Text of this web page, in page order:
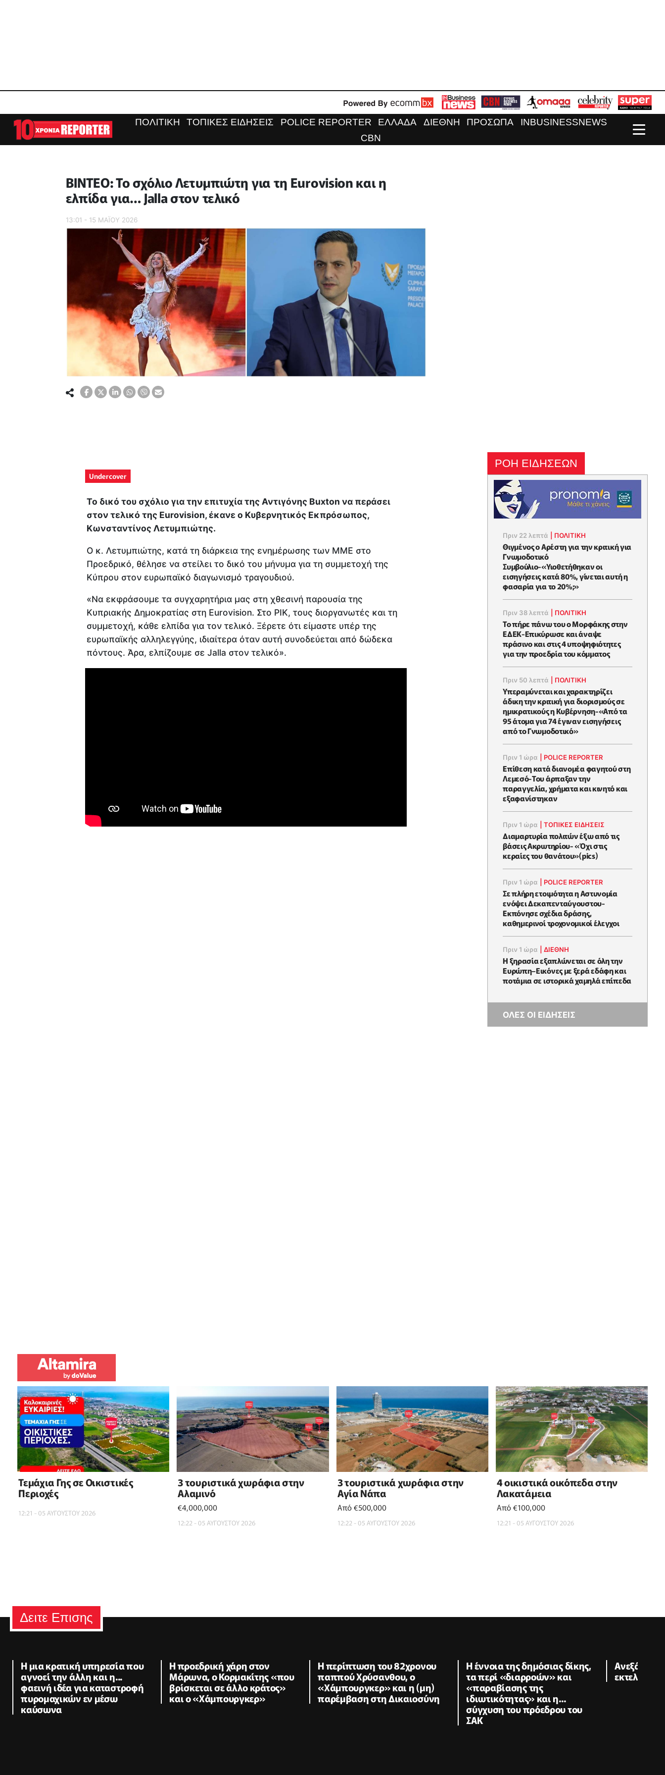
ΠΟΛΙΤΙΚΗ ΤΟΠΙΚΕΣ ΕΙΔΗΣΕΙΣ POLICE REPORTER ΕΛΛΑΔΑ ΔΙΕΘΝΗ ΠΡΟΣΩΠΑ
INBUSINESSNEWS
CBN
ΒΙΝΤΕΟ: Το σχόλιο Λετυμπιώτη για τη Eurovision και η
ελπίδα για… Jalla στον τελικό
13:01 - 15 ΜΑΪ́ΟΥ 2026
Undercover
Το δικό του σχόλιο για την επιτυχία της Αντιγόνης Buxton να περάσει
στον τελικό της Eurovision, έκανε ο Κυβερνητικός Εκπρόσωπος,
Κωνσταντίνος Λετυμπιώτης.
Ο κ. Λετυμπιώτης, κατά τη διάρκεια της ενημέρωσης των ΜΜΕ στο
Προεδρικό, θέλησε να στείλει το δικό του μήνυμα για τη συμμετοχή της
Κύπρου στον ευρωπαϊκό διαγωνισμό τραγουδιού.
«Να εκφράσουμε τα συγχαρητήρια μας στη χθεσινή παρουσία της
Κυπριακής Δημοκρατίας στη Eurovision. Στο ΡΙΚ, τους διοργανωτές και τη
συμμετοχή, κάθε ελπίδα για τον τελικό. Ξέρετε ότι είμαστε υπέρ της
ευρωπαϊκής αλληλεγγύης, ιδιαίτερα όταν αυτή συνοδεύεται από δώδεκα
πόντους. Άρα, ελπίζουμε σε Jalla στον τελικό».
ΡΟΗ ΕΙΔΗΣΕΩΝ
Πριν 22 λεπτά ΠΟΛΙΤΙΚΗ
Θιγμένος ο Αρέστη για την κριτική για
Γνωμοδοτικό
Συμβούλιο-«Υιοθετήθηκαν οι
εισηγήσεις κατά 80%, γίνεται αυτή η
φασαρία για το 20%;»
Πριν 38 λεπτά ΠΟΛΙΤΙΚΗ
Το πήρε πάνω του ο Μορφάκης στην
ΕΔΕΚ-Επικύρωσε και άναψε
πράσινο και στις 4 υποψηφιότητες
για την προεδρία του κόμματος
Πριν 50 λεπτά ΠΟΛΙΤΙΚΗ
Υπεραμύνεται και χαρακτηρίζει
άδικη την κριτική για διορισμούς σε
ημικρατικούς η Κυβέρνηση-«Από τα
95 άτομα για 74 έγιναν εισηγήσεις
από το Γνωμοδοτικό»
Πριν 1 ώρα POLICE REPORTER
Επίθεση κατά διανομέα φαγητού στη
Λεμεσό-Του άρπαξαν την
παραγγελία, χρήματα και κινητό και
εξαφανίστηκαν
Πριν 1 ώρα |ΤΟΠΙΚΕΣ ΕΙΔΗΣΕΙΣ
Διαμαρτυρία πολιτών έξω από τις
βάσεις Ακρωτηρίου- «Όχι στις
κεραίες του θανάτου»(pics)
Πριν 1 ώρα POLICE REPORTER
Σε πλήρη ετοιμότητα η Αστυνομία
ενόψει Δεκαπενταύγουστου-
Εκπόνησε σχέδια δράσης,
καθημερινοί τροχονομικοί έλεγχοι
Πριν 1 ώρα |ΔΙΕΘΝΗ
Η ξηρασία εξαπλώνεται σε όλη την
Ευρώπη–Εικόνες με ξερά εδάφη και
ποτάμια σε ιστορικά χαμηλά επίπεδα
ΟΛΕΣ ΟΙ ΕΙΔΗΣΕΙΣ
Τεμάχια Γης σε Οικιστικές
Περιοχές
12:21 - 05 ΑΥΓΟΥΣΤΟΥ 2026
3 τουριστικά χωράφια στην
Αλαμινό
€4,000,000
12:22 - 05 ΑΥΓΟΥΣΤΟΥ 2026
3 τουριστικά χωράφια στην
Αγία Νάπα
Από €500,000
12:22 - 05 ΑΥΓΟΥΣΤΟΥ 2026
4 οικιστικά οικόπεδα στην
Λακατάμεια
Από €100,000
12:21 - 05 ΑΥΓΟΥΣΤΟΥ 2026
Δειτε Επισης
Η μια κρατική υπηρεσία που
αγνοεί την άλλη και η...
φαεινή ιδέα για καταστροφή
πυρομαχικών εν μέσω
καύσωνα
Η προεδρική χάρη στον
Μάρωνα, ο Κορμακίτης «που
βρίσκεται σε άλλο κράτος»
και ο «Χάμπουργκερ»
Η περίπτωση του 82χρονου
παππού Χρύσανθου, ο
«Χάμπουργκερ» και η (μη)
παρέμβαση στη Δικαιοσύνη
Η έννοια της δημόσιας δίκης,
τα περί «διαρροών» και
«παραβίασης της
ιδιωτικότητας» και η...
σύγχυση του πρόεδρου του
ΣΑΚ